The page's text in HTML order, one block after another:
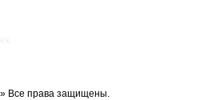
Все права защищены.